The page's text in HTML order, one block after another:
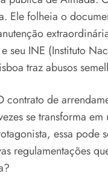
Ele folheia o
seu INE (Instituto
traz abusos
contrato de
se transforma
essa pode
regulamentações